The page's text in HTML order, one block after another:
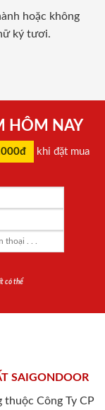
hoặc không
ký tươi.
HÔM NAY
khi đặt mua
có thể
SAIGONDOOR
thuộc Công Ty CP